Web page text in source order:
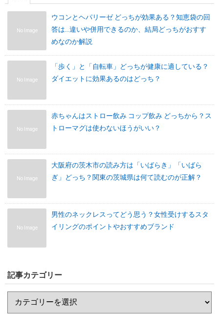
No Image
ウコンとヘパリーゼ どっちが効果ある？知恵袋の回
答は…違いや併用できるのか、結局どっちがおすす
めなのか解説
No Image
「歩く」と「自転車」どっちが健康に適している？
ダイエットに効果あるのはどっち？
No Image
赤ちゃんはストロー飲み コップ飲み どっちから？ス
トローマグは使わないほうがいい？
No Image
大阪府の茨木市の読み方は「いばらき」「いばら
ぎ」どっち？関東の茨城県は何て読むのが正解？
No Image
男性のネックレスってどう思う？女性受けするスタ
イリングのポイントやおすすめブランド
記事カテゴリー